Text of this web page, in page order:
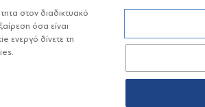
ΕΧΟΥΝ ΕΓΓΥΗΜΕΝΗ ΑΠΟΔΟΣΗ ΚΑΙ ΟΙ
στον διαδικτυακό
όσα είναι
ενεργό δίνετε τη